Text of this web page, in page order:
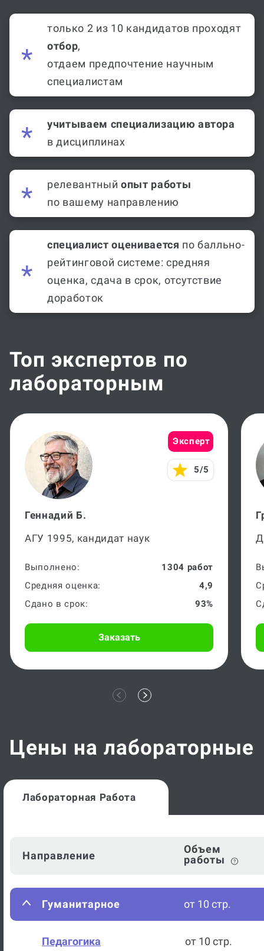
только 2 из 10 кандидатов проходят
отбор,
отдаем предпочтение научным
специалистам
учитываем специализацию автора
в дисциплинах
релевантный опыт работы
по вашему направлению
специалист оценивается по балльно-
рейтинговой системе: средняя
оценка, сдача в срок, отсутствие
доработок
Топ экспертов по
лабораторным
Эксперт
5/5
Геннадий Б.
АГУ 1995, кандидат наук
Выполнено:
1304 работ
Средняя оценка:
4,9
Сдано в срок:
93%
Заказать
Цены на лабораторные
Лабораторная Работа
Направление
Объем
работы
Гуманитарное от 10 стр.
Педагогика от 10 стр.